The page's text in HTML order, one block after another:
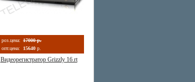
роз.цена: 17000 р.
опт.цена:
15640 р.
Видеорегистратор Grizzly 16.rt